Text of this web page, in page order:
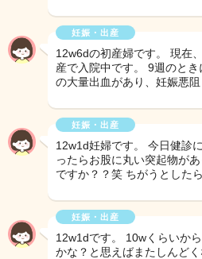
妊娠・出産
12w6dの初産婦です。 現在
産で入院中です。 9週のと
の大量出血があり、妊娠悪
妊娠・出産
12w1d妊婦です。 今日健診
ったらお股に丸い突起物が
ですか？？笑 ちがうとした
妊娠・出産
12w1dです。 10wくらいか
かな？と思えばまたしんど